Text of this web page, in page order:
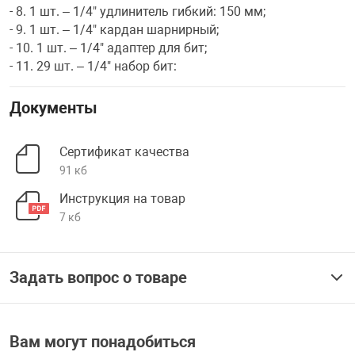
- 8. 1 шт. – 1/4" удлинитель гибкий: 150 мм;
- 9. 1 шт. – 1/4" кардан шарнирный;
- 10. 1 шт. – 1/4" адаптер для бит;
- 11. 29 шт. – 1/4" набор бит:
Документы
Сертификат качества
91 кб
Инструкция на товар
7 кб
Задать вопрос о товаре
Вам могут понадобиться